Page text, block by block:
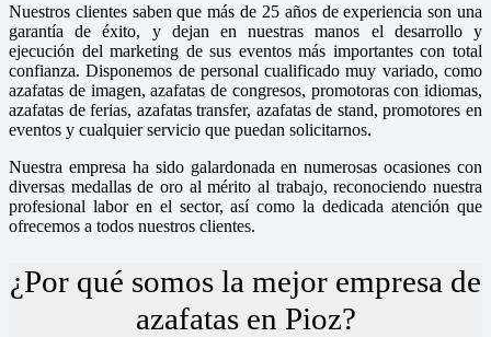
Nuestros clientes saben que más de 25 años de experiencia son una
garantía de éxito, y dejan en nuestras manos el desarrollo y
ejecución del marketing de sus eventos más importantes con total
confianza. Disponemos de personal cualificado muy variado, como
azafatas de imagen, azafatas de congresos, promotoras con idiomas,
azafatas de ferias, azafatas transfer, azafatas de stand, promotores en
eventos y cualquier servicio que puedan solicitarnos.
Nuestra empresa ha sido galardonada en numerosas ocasiones con
diversas medallas de oro al mérito al trabajo, reconociendo nuestra
profesional labor en el sector, así como la dedicada atención que
ofrecemos a todos nuestros clientes.
¿Por qué somos la mejor empresa de
azafatas en Pioz?